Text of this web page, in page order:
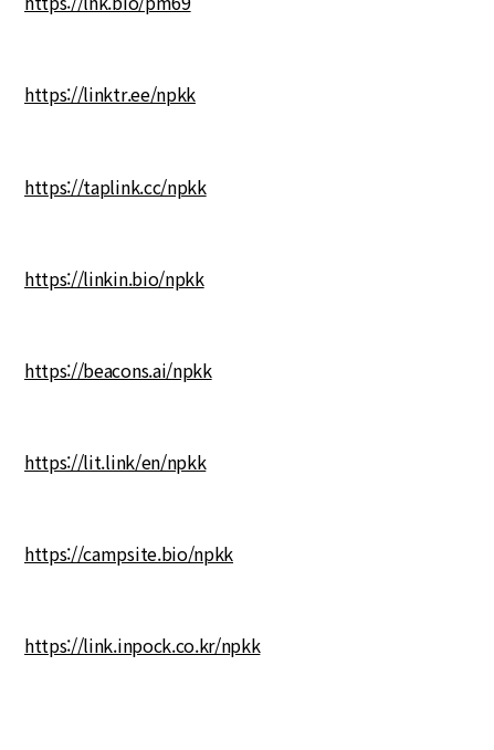
https://linktr.ee/npkk
https://taplink.cc/npkk
https://linkin.bio/npkk
https://beacons.ai/npkk
https://lit.link/en/npkk
https://campsite.bio/npkk
https://link.inpock.co.kr/npkk